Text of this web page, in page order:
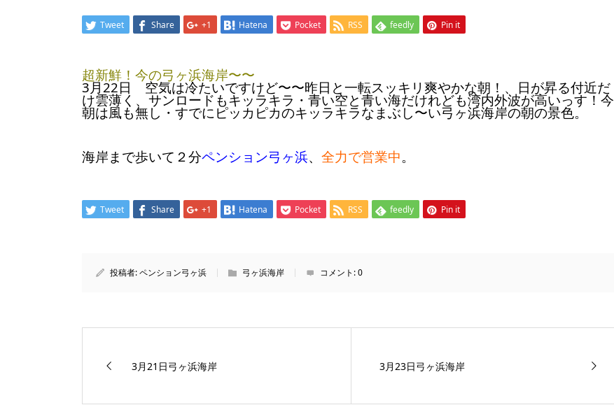
Tweet Share +1 Hatena Pocket RSS feedly Pin it
超新鮮！今の弓ヶ浜海岸〜〜
3月22日 空気は冷たいですけど〜〜昨日と一転スッキリ爽やかな朝！、日が昇る付近だ
け雲薄く、サンロードもキッラキラ・青い空と青い海だけれども湾内外波が高いっす！今
朝は風も無し・すでにピッカピカのキッラキラなまぶし〜い弓ヶ浜海岸の朝の景色。
海岸まで歩いて２分ペンション弓ヶ浜、 全力で営業中。
Tweet Share +1 Hatena Pocket RSS feedly Pin it
投稿者:ペンション弓ヶ浜 弓ヶ浜海岸 コメント:0
3月21日弓ヶ浜海岸 3月23日弓ヶ浜海岸